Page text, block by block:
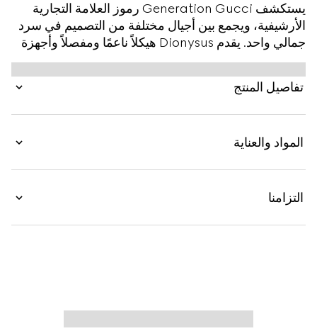
يستكشف Generation Gucci رموز العلامة التجارية
الأرشيفية، ويجمع بين أجيال مختلفة من التصميم في سرد
جمالي واحد. يقدم Dionysus هيكلاً ناعمًا ومفصلاً وأجهزة
ثنائية اللون. تكمل التشطيبات المعدنية لرأس النمر الرمزي
وحزام السلسلة الجديد كل تباين في الأسلوب للحصول
على لمسة فريدة.
تفاصيل المنتج
المواد والعناية
التزامنا